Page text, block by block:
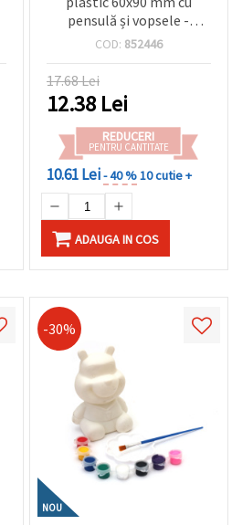
pensulă și vopsele -
ursuleț cu iepuraș
COD: 852446
17.68 Lei
12.38 Lei
REDUCERI
PENTRU CANTITATE
10.61 Lei- 40 %10 cutie +
ADAUGA IN COS
-30%
NOU